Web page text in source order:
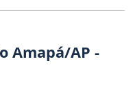
Amapá/AP -